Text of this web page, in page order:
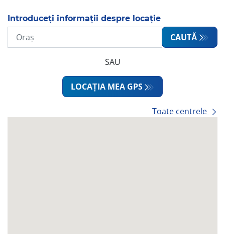
Introduceți informații despre locație
CAUTĂ
SAU
LOCAȚIA MEA GPS
Toate centrele